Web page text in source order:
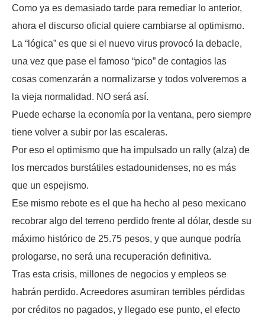
Como ya es demasiado tarde para remediar lo anterior,
ahora el discurso oficial quiere cambiarse al optimismo.
La “lógica” es que si el nuevo virus provocó la debacle,
una vez que pase el famoso “pico” de contagios las
cosas comenzarán a normalizarse y todos volveremos a
la vieja normalidad. NO será así.
Puede echarse la economía por la ventana, pero siempre
tiene volver a subir por las escaleras.
Por eso el optimismo que ha impulsado un rally (alza) de
los mercados burstátiles estadounidenses, no es más
que un espejismo.
Ese mismo rebote es el que ha hecho al peso mexicano
recobrar algo del terreno perdido frente al dólar, desde su
máximo histórico de 25.75 pesos, y que aunque podría
prologarse, no será una recuperación definitiva.
Tras esta crisis, millones de negocios y empleos se
habrán perdido. Acreedores asumiran terribles pérdidas
por créditos no pagados, y llegado ese punto, el efecto